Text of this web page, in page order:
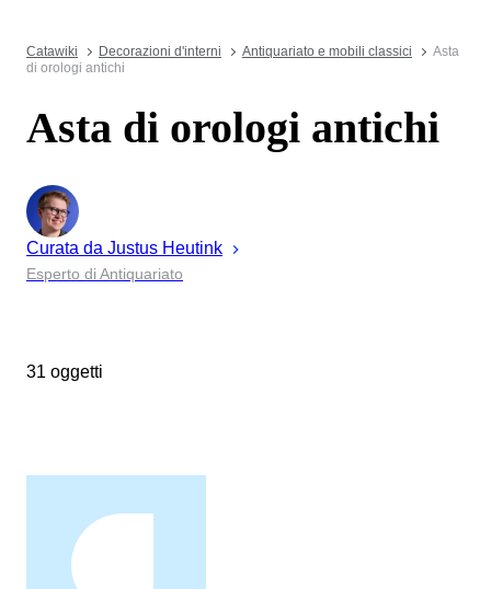
Catawiki Decorazioni d'interni Antiquariato e mobili classici
Asta
di orologi antichi
Asta di orologi antichi
Curata da Justus Heutink
Esperto di Antiquariato
31 oggetti